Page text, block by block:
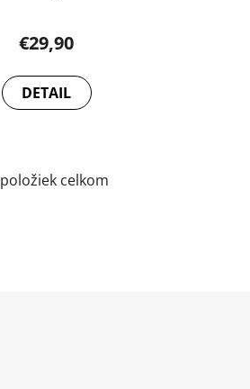
€29,90
DETAIL
O
položiek celkom